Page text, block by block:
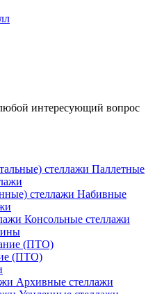
интересующий вопрос
Паллетные
Набивные
Консольные стеллажи
(ПТО)
Архивные стеллажи